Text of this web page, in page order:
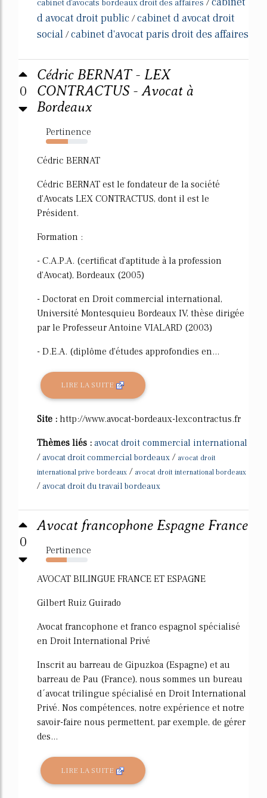
cabinet d'avocats bordeaux droit des affaires
d avocat droit public /cabinet d avocat droit
social /cabinet d'avocat paris droit des affaires
0
Cédric BERNAT - LEX
CONTRACTUS - Avocat à
Bordeaux
Pertinence
53%
Cédric BERNAT
Cédric BERNAT est le fondateur de la société
d'Avocats LEX CONTRACTUS, dont il est le
Président.
Formation :
- C.A.P.A. (certificat d'aptitude à la profession
d'Avocat), Bordeaux (2005)
- Doctorat en Droit commercial international,
Université Montesquieu Bordeaux IV, thèse dirigée
par le Professeur Antoine VIALARD (2003)
- D.E.A. (diplôme d'études approfondies en...
LIRE LA SUITE
Site : http://www.avocat-bordeaux-lexcontractus.fr
Thèmes liés : avocat droit commercial international
/ avocat droit commercial bordeaux / avocat droit
international prive bordeaux / avocat droit international bordeaux
/ avocat droit du travail bordeaux
0
Avocat francophone Espagne France
Pertinence
50%
AVOCAT BILINGUE FRANCE ET ESPAGNE
Gilbert Ruiz Guirado
Avocat francophone et franco espagnol spécialisé
en Droit International Privé
Inscrit au barreau de Gipuzkoa (Espagne) et au
barreau de Pau (France), nous sommes un bureau
d´avocat trilingue spécialisé en Droit International
Privé. Nos compétences, notre expérience et notre
savoir-faire nous permettent, par exemple, de gérer
des...
LIRE LA SUITE